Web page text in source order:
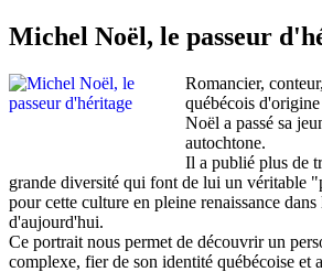
Michel Noël, le passeur
Romancier,
québécois
Noël a passé sa
autochtone.
Il a publié plus de
grande diversité qui font de lui un véritable
pour cette culture en pleine renaissance dans
d'aujourd'hui.
Ce portrait nous permet de découvrir un
complexe, fier de son identité québécoise et